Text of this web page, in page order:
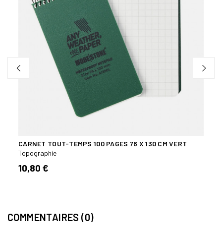
CARNET TOUT-TEMPS 100 PAGES 76 X 130 CM VERT
Topographie
10,80 €
COMMENTAIRES (0)